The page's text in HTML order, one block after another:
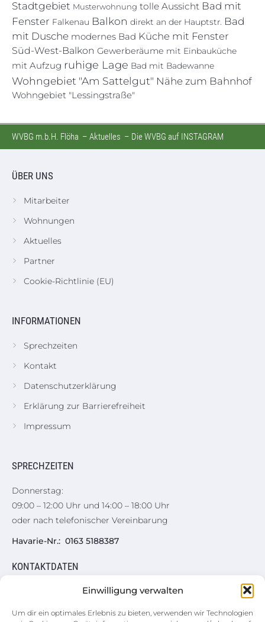
Einwilligung verwalten
Um dir ein optimales Erlebnis zu bieten, verwenden wir Technologien
Stadtgebiet Musterwohnung tolle Aussicht Bad mit
Fenster Falkenau Balkon direkt an der Hauptstr. Bad
mit Dusche modernes Bad Küche mit Fenster
Süd-West-Balkon Gewerberäume mit Einbauküche
mit Aufzug ruhige Lage Bad mit Badewanne
Wohngebiet "Am Sattelgut" Nähe zum Bahnhof
Wohngebiet "Lessingstraße"
WVBG m.b.H. Flöha – Aktuelles – Die WVBG auf INSTAGRAM
ÜBER UNS
Mitarbeiter
Wohnungen
Aktuelles
Partner
Cookie-Richtlinie (EU)
INFORMATIONEN
Sprechzeiten
Kontakt
Datenschutzerklärung
Erklärung zur Barrierefreiheit
Impressum
SPRECHZEITEN
Donnerstag:
09:00 – 12:00 Uhr und 14:00 – 18:00 Uhr
oder nach telefonischer Vereinbarung
Havarie-Nr.: 0163 5188387
KONTAKTDATEN
Hauptgeschäftsstelle
Augustusburger Straße 50